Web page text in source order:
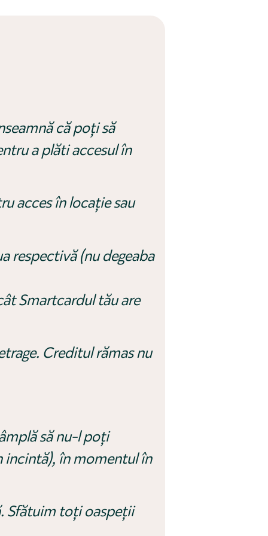
că poți să
a plăti accesul în
acces în locație sau
respectivă (nu degeaba
Smartcardul tău are
Creditul rămas nu
să nu-l poți
incintă), în momentul în
Sfătuim toți oaspeții